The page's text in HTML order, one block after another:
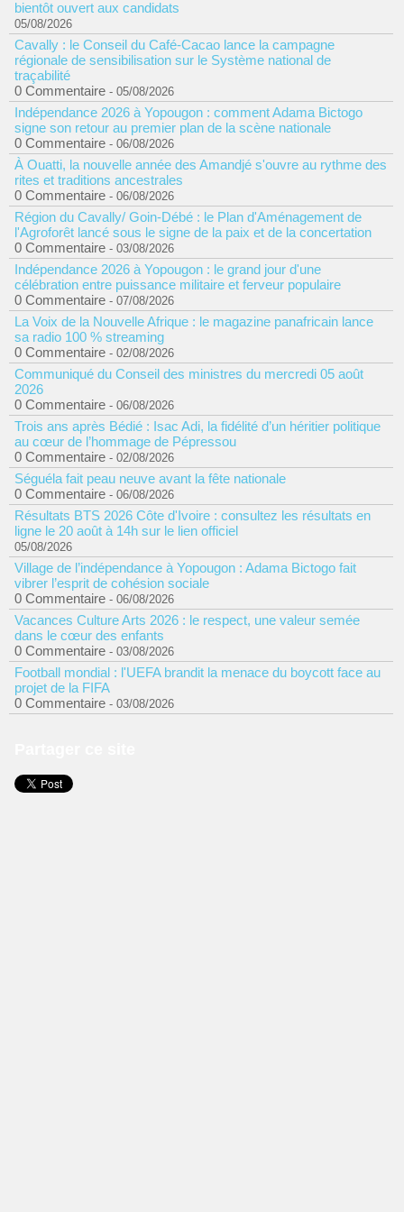
bientôt ouvert aux candidats
05/08/2026
Cavally : le Conseil du Café-Cacao lance la campagne
régionale de sensibilisation sur le Système national de
traçabilité
0 Commentaire - 05/08/2026
Indépendance 2026 à Yopougon : comment Adama Bictogo
signe son retour au premier plan de la scène nationale
0 Commentaire - 06/08/2026
À Ouatti, la nouvelle année des Amandjé s'ouvre au rythme des
rites et traditions ancestrales
0 Commentaire - 06/08/2026
Région du Cavally/ Goin-Débé : le Plan d'Aménagement de
l'Agroforêt lancé sous le signe de la paix et de la concertation
0 Commentaire - 03/08/2026
Indépendance 2026 à Yopougon : le grand jour d'une
célébration entre puissance militaire et ferveur populaire
0 Commentaire - 07/08/2026
La Voix de la Nouvelle Afrique : le magazine panafricain lance
sa radio 100 % streaming
0 Commentaire - 02/08/2026
Communiqué du Conseil des ministres du mercredi 05 août
2026
0 Commentaire - 06/08/2026
Trois ans après Bédié : Isac Adi, la fidélité d’un héritier politique
au cœur de l’hommage de Pépressou
0 Commentaire - 02/08/2026
Séguéla fait peau neuve avant la fête nationale
0 Commentaire - 06/08/2026
Résultats BTS 2026 Côte d'Ivoire : consultez les résultats en
ligne le 20 août à 14h sur le lien officiel
05/08/2026
Village de l’indépendance à Yopougon : Adama Bictogo fait
vibrer l’esprit de cohésion sociale
0 Commentaire - 06/08/2026
Vacances Culture Arts 2026 : le respect, une valeur semée
dans le cœur des enfants
0 Commentaire - 03/08/2026
Football mondial : l'UEFA brandit la menace du boycott face au
projet de la FIFA
0 Commentaire - 03/08/2026